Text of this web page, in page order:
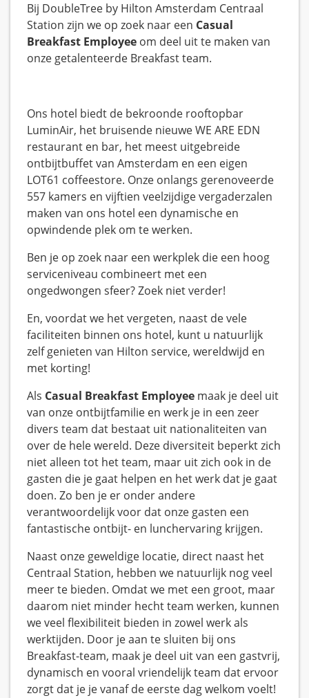
Bij DoubleTree by Hilton Amsterdam Centraal
Station zijn we op zoek naar een Casual
Breakfast Employee om deel uit te maken van
onze getalenteerde Breakfast team.
Ons hotel biedt de bekroonde rooftopbar
LuminAir, het bruisende nieuwe WE ARE EDN
restaurant en bar, het meest uitgebreide
ontbijtbuffet van Amsterdam en een eigen
LOT61 coffeestore. Onze onlangs gerenoveerde
557 kamers en vijftien veelzijdige vergaderzalen
maken van ons hotel een dynamische en
opwindende plek om te werken.
Ben je op zoek naar een werkplek die een hoog
serviceniveau combineert met een
ongedwongen sfeer? Zoek niet verder!
En, voordat we het vergeten, naast de vele
faciliteiten binnen ons hotel, kunt u natuurlijk
zelf genieten van Hilton service, wereldwijd en
met korting!
Als Casual Breakfast Employee maak je deel uit
van onze ontbijtfamilie en werk je in een zeer
divers team dat bestaat uit nationaliteiten van
over de hele wereld. Deze diversiteit beperkt zich
niet alleen tot het team, maar uit zich ook in de
gasten die je gaat helpen en het werk dat je gaat
doen. Zo ben je er onder andere
verantwoordelijk voor dat onze gasten een
fantastische ontbijt- en lunchervaring krijgen.
Naast onze geweldige locatie, direct naast het
Centraal Station, hebben we natuurlijk nog veel
meer te bieden. Omdat we met een groot, maar
daarom niet minder hecht team werken, kunnen
we veel flexibiliteit bieden in zowel werk als
werktijden. Door je aan te sluiten bij ons
Breakfast-team, maak je deel uit van een gastvrij,
dynamisch en vooral vriendelijk team dat ervoor
zorgt dat je je vanaf de eerste dag welkom voelt!